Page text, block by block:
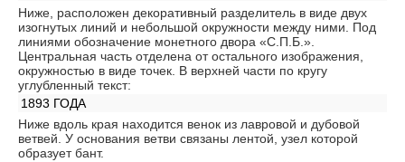
Ниже, расположен декоративный разделитель в виде двух
изогнутых линий и небольшой окружности между ними. Под
линиями обозначение монетного двора «С.П.Б.».
Центральная часть отделена от остального изображения,
окружностью в виде точек. В верхней части по кругу
углубленный текст:
1893 ГОДА
Ниже вдоль края находится венок из лавровой и дубовой
ветвей. У основания ветви связаны лентой, узел которой
образует бант.